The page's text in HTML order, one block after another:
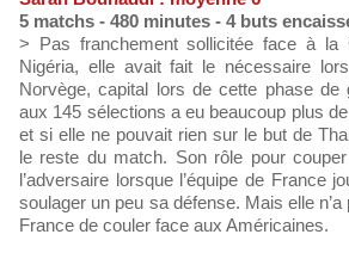
5 matchs - 480 minutes - 4 buts
> Pas franchement sollicitée face à
Nigéria, elle avait fait le nécessaire
Norvège, capital lors de cette phase de
aux 145 sélections a eu beaucoup plus
et si elle ne pouvait rien sur le but de
le reste du match. Son rôle pour
l’adversaire lorsque l’équipe de France
soulager un peu sa défense. Mais elle n’a
France de couler face aux Américaines.